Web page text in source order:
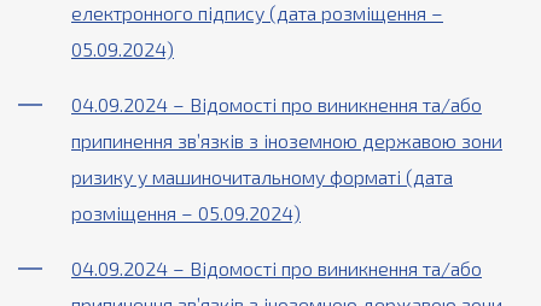
електронного підпису (дата розміщення –
05.09.2024)
04.09.2024 – Відомості про виникнення та/або
припинення зв’язків з іноземною державою зони
ризику у машиночитальному форматі (дата
розміщення – 05.09.2024)
04.09.2024 – Відомості про виникнення та/або